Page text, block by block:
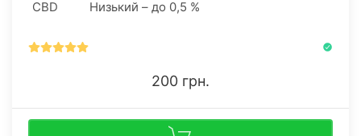
CBD Низький – до 0,5 %
200 грн.